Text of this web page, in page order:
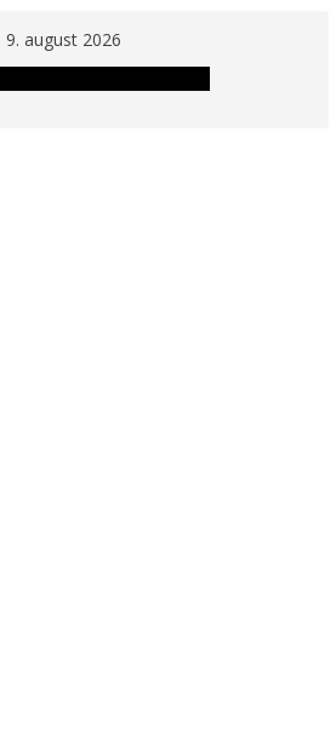
9. august 2026